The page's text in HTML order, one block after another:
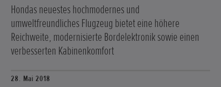
Hondas neuestes hochmodernes und
umweltfreundliches Flugzeug bietet eine höhere
Reichweite, modernisierte Bordelektronik sowie einen
verbesserten Kabinenkomfort
28. Mai 2018